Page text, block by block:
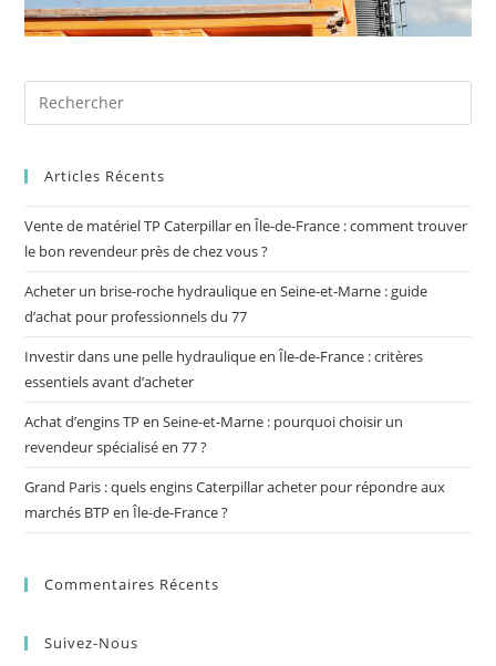
Articles Récents
Vente de matériel TP Caterpillar en Île-de-France : comment trouver
le bon revendeur près de chez vous ?
Acheter un brise-roche hydraulique en Seine-et-Marne : guide
d’achat pour professionnels du 77
Investir dans une pelle hydraulique en Île-de-France : critères
essentiels avant d’acheter
Achat d’engins TP en Seine-et-Marne : pourquoi choisir un
revendeur spécialisé en 77 ?
Grand Paris : quels engins Caterpillar acheter pour répondre aux
marchés BTP en Île-de-France ?
Commentaires Récents
Suivez-Nous